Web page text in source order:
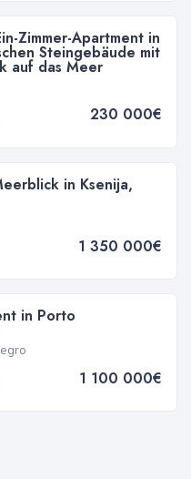
Zimmer-Apartment in
Steingebäude mit
auf das Meer
230 000€
in Ksenija,
1 350 000€
in Porto
1 100 000€